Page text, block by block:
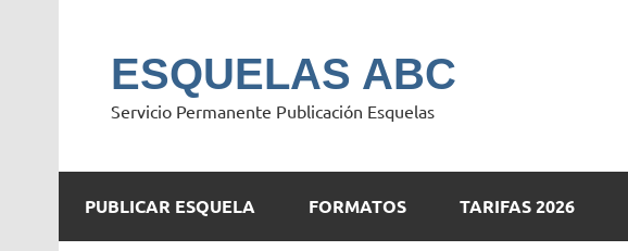
ESQUELAS ABC
Servicio Permanente Publicación Esquelas
PUBLICAR ESQUELA FORMATOS TARIFAS 2026